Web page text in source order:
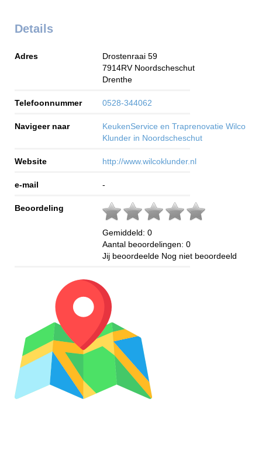
Details
Adres
Drostenraai 59
7914RV Noordscheschut
Drenthe
Telefoonnummer 0528-344062
Navigeer naar
KeukenService en Traprenovatie Wilco
Klunder in Noordscheschut
Website http://www.wilcoklunder.nl
e-mail -
Beoordeling
Gemiddeld: 0
Aantal beoordelingen: 0
Jij beoordeelde Nog niet beoordeeld